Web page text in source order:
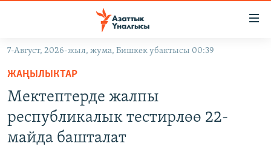
Навигацияга
өтүңүз
Издөөгө
салыңызКЫРГЫЗСТАН
САЯСАТ
ДҮЙНӨ
УКРАИНА
7-Август, 2026-жыл, жума, Бишкек убактысы 00:39
ЖАҢЫЛЫКТАР
Мектептерде жалпы
республикалык тестирлөө 22-
майда башталат